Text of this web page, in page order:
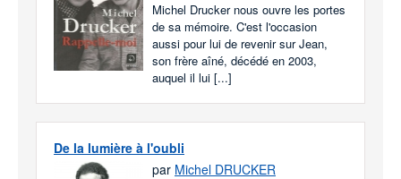
Michel Drucker nous ouvre les portes
de sa mémoire. C'est l'occasion
aussi pour lui de revenir sur Jean,
son frère aîné, décédé en 2003,
auquel il lui [...]
De la lumière à l'oubli
par Michel DRUCKER